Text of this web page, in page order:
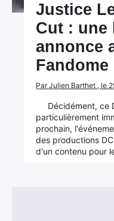
Justice
Cut : une
annonce
Fandome
Par Julien Barthet , le
Décidément, ce
particulièrement
prochain,
des productions
d'un contenu pour